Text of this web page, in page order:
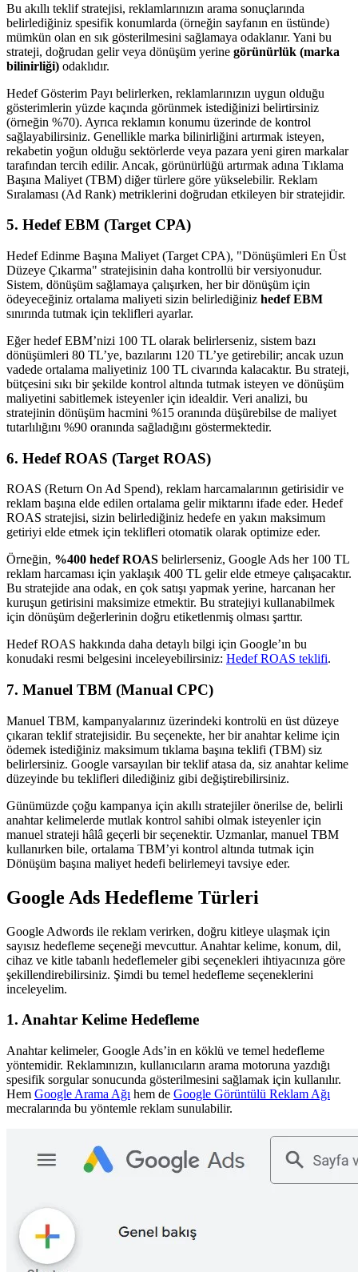
Bu akıllı teklif stratejisi, reklamlarınızın arama sonuçlarında
belirlediğiniz spesifik konumlarda (örneğin sayfanın en üstünde)
mümkün olan en sık gösterilmesini sağlamaya odaklanır. Yani bu
strateji, doğrudan gelir veya dönüşüm yerine görünürlük (marka
bilinirliği) odaklıdır.
Hedef Gösterim Payı belirlerken, reklamlarınızın uygun olduğu
gösterimlerin yüzde kaçında görünmek istediğinizi belirtirsiniz
(örneğin %70). Ayrıca reklamın konumu üzerinde de kontrol
sağlayabilirsiniz. Genellikle marka bilinirliğini artırmak isteyen,
rekabetin yoğun olduğu sektörlerde veya pazara yeni giren markalar
tarafından tercih edilir. Ancak, görünürlüğü artırmak adına Tıklama
Başına Maliyet (TBM) diğer türlere göre yükselebilir. Reklam
Sıralaması (Ad Rank) metriklerini doğrudan etkileyen bir stratejidir.
5. Hedef EBM (Target CPA)
Hedef Edinme Başına Maliyet (Target CPA), "Dönüşümleri En Üst
Düzeye Çıkarma" stratejisinin daha kontrollü bir versiyonudur.
Sistem, dönüşüm sağlamaya çalışırken, her bir dönüşüm için
ödeyeceğiniz ortalama maliyeti sizin belirlediğiniz hedef EBM
sınırında tutmak için teklifleri ayarlar.
Eğer hedef EBM’nizi 100 TL olarak belirlerseniz, sistem bazı
dönüşümleri 80 TL’ye, bazılarını 120 TL’ye getirebilir; ancak uzun
vadede ortalama maliyetiniz 100 TL civarında kalacaktır. Bu strateji,
bütçesini sıkı bir şekilde kontrol altında tutmak isteyen ve dönüşüm
maliyetini sabitlemek isteyenler için idealdir. Veri analizi, bu
stratejinin dönüşüm hacmini %15 oranında düşürebilse de maliyet
tutarlılığını %90 oranında sağladığını göstermektedir.
6. Hedef ROAS (Target ROAS)
ROAS (Return On Ad Spend), reklam harcamalarının getirisidir ve
reklam başına elde edilen ortalama gelir miktarını ifade eder. Hedef
ROAS stratejisi, sizin belirlediğiniz hedefe en yakın maksimum
getiriyi elde etmek için teklifleri otomatik olarak optimize eder.
Örneğin, %400 hedef ROAS belirlerseniz, Google Ads her 100 TL
reklam harcaması için yaklaşık 400 TL gelir elde etmeye çalışacaktır.
Bu stratejide ana odak, en çok satışı yapmak yerine, harcanan her
kuruşun getirisini maksimize etmektir. Bu stratejiyi kullanabilmek
için dönüşüm değerlerinin doğru etiketlenmiş olması şarttır.
Hedef ROAS hakkında daha detaylı bilgi için Google’ın bu
konudaki resmi belgesini inceleyebilirsiniz: Hedef ROAS teklifi.
7. Manuel TBM (Manual CPC)
Manuel TBM, kampanyalarınız üzerindeki kontrolü en üst düzeye
çıkaran teklif stratejisidir. Bu seçenekte, her bir anahtar kelime için
ödemek istediğiniz maksimum tıklama başına teklifi (TBM) siz
belirlersiniz. Google varsayılan bir teklif atasa da, siz anahtar kelime
düzeyinde bu teklifleri dilediğiniz gibi değiştirebilirsiniz.
Günümüzde çoğu kampanya için akıllı stratejiler önerilse de, belirli
anahtar kelimelerde mutlak kontrol sahibi olmak isteyenler için
manuel strateji hâlâ geçerli bir seçenektir. Uzmanlar, manuel TBM
kullanırken bile, ortalama TBM’yi kontrol altında tutmak için
Dönüşüm başına maliyet hedefi belirlemeyi tavsiye eder.
Google Ads Hedefleme Türleri
Google Adwords ile reklam verirken, doğru kitleye ulaşmak için
sayısız hedefleme seçeneği mevcuttur. Anahtar kelime, konum, dil,
cihaz ve kitle tabanlı hedeflemeler gibi seçenekleri ihtiyacınıza göre
şekillendirebilirsiniz. Şimdi bu temel hedefleme seçeneklerini
inceleyelim.
1. Anahtar Kelime Hedefleme
Anahtar kelimeler, Google Ads’in en köklü ve temel hedefleme
yöntemidir. Reklamınızın, kullanıcıların arama motoruna yazdığı
spesifik sorgular sonucunda gösterilmesini sağlamak için kullanılır.
Hem Google Arama Ağı hem de Google Görüntülü Reklam Ağı
mecralarında bu yöntemle reklam sunulabilir.